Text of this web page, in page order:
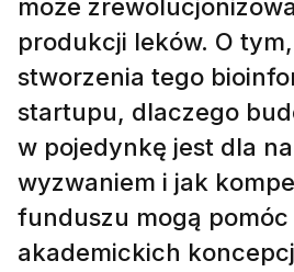
może
produkcji leków. O
stworzenia tego
startupu, dlaczego
w pojedynkę jest dla
wyzwaniem i jak
funduszu mogą
akademickich